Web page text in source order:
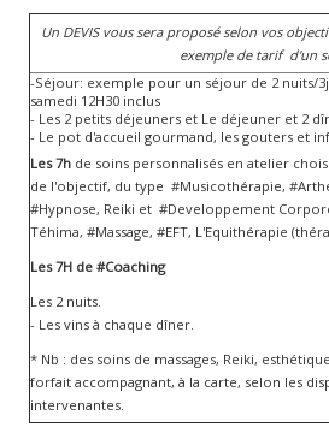
Un DEVIS vous sera proposé selon vos
exemple de tarif d'un
-Séjour: exemple pour un séjour de 2 nuits/
samedi 12H30 inclus
- Les 2 petits déjeuners et Le déjeuner et 2
- Le pot d'accueil gourmand, les gouters et
Les 7hde soins personnalisés en atelier
de l'objectif, du type #Musicothérapie,
#Hypnose, Reiki et #Developpement
Téhima, #Massage, #EFT, L'Equithérapie
Les 7H de #Coaching
Les 2 nuits.
- Les vins à chaque dîner.
* Nb : des soins de massages, Reiki,
forfait accompagnant, à la carte, selon les
intervenantes.